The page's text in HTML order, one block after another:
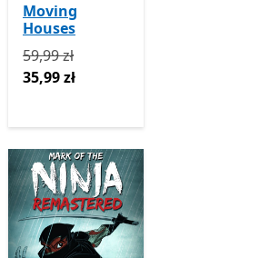
24,36 zł
Moving
Houses
Pierwotnie 59,99 zł teraz 35,99 zł
59,99 zł
35,99 zł